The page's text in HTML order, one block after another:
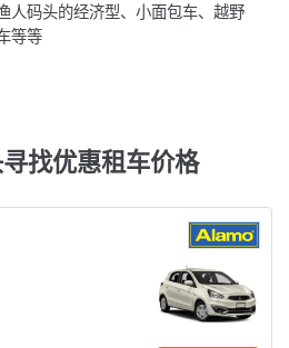
人码头的经济型、小面包车、越野
等等
找优惠租车价格